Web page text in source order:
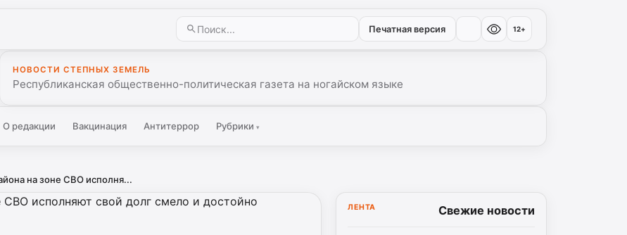
Печатная версия 12+
НОВОСТИ СТЕПНЫХ ЗЕМЕЛЬ
Республиканская общественно-политическая газета на ногайском языке
О редакции Вакцинация Антитеррор Рубрики ▾
на зоне СВО исполня...
ЛЕНТА Свежие новости